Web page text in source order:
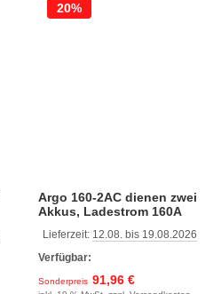
Argo 160-2AC dienen zwei
Akkus, Ladestrom 160A
Lieferzeit: 12.08. bis 19.08.2026
Verfügbar:
Sonderpreis 91,96 €
20%